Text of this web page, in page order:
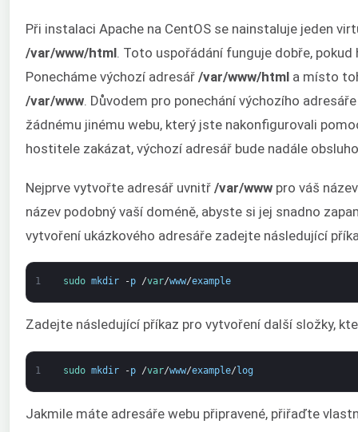
Při instalaci Apache na CentOS se nainstaluje jeden
/var/www/html. Toto uspořádání funguje dobře,
Ponecháme výchozí adresář /var/www/html a místo
/var/www. Důvodem pro ponechání výchozího
žádnému jinému webu, který jste nakonfigurovali
hostitele zakázat, výchozí adresář bude nadále
Nejprve vytvořte adresář uvnitř /var/www pro váš
název podobný vaší doméně, abyste si jej snadno
vytvoření ukázkového adresáře zadejte následující
1 sudo mkdir -p /var/www/example
Zadejte následující příkaz pro vytvoření další složky,
1 sudo mkdir -p /var/www/example/log
Jakmile máte adresáře webu připravené, přiřaďte